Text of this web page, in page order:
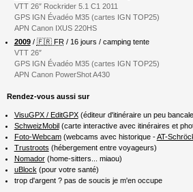
VTT 26″ Rockrider 5.1 C1 2011
GPS IGN Évadéo M35 (cartes IGN TOP25)
APN Canon IXUS 220HS
2009/ 🇫🇷 FR / 16 jours / camping tente
VTT 26″
GPS IGN Évadéo M35 (cartes IGN TOP25)
APN Canon PowerShot A430
Rendez-vous aussi sur
VisuGPX / EditGPX(éditeur d'itinéraire un peu
SchweizMobil(carte interactive avec itinéraires et
Foto-Webcam(webcams avec historique -AT-
Trustroots (hébergement entre voyageurs)
Nomador(home-sitters... miaou)
uBlock (pour votre santé)
trop d'argent ? pas de soucis je m'en occupe